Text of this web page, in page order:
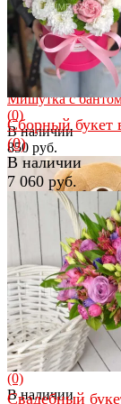
избранное
Мишутка с
(0)
В наличии
850 руб.
Большой мишка
(0)
В наличии
избранное
избранное
Сборный букет
(0)
В наличии
7 060 руб.
Свадебный